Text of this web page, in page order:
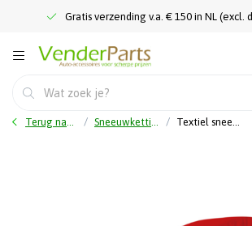
Gratis verzending v.a. € 150 in NL (excl.
Terug naar home Sneeuwkettingen Textiel sneeuwkettingen XS - EN16662-1 Önorm V5121 - 2 stuks -Sneeuwsokken